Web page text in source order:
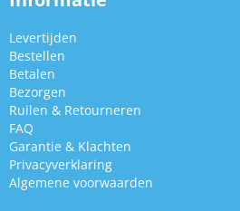
Levertijden
Bestellen
Betalen
Bezorgen
Ruilen & Retourneren
FAQ
Garantie & Klachten
Privacyverklaring
Algemene voorwaarden